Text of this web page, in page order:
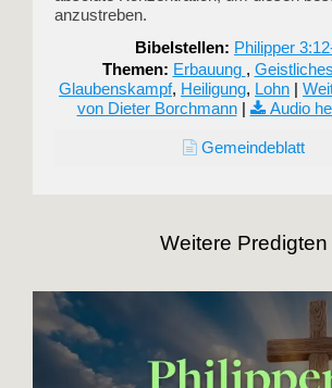
anzustreben.
Bibelstellen: Philipper
Themen: Erbauung ,
Glaubenskampf, Heiligung, Lohn |
von Dieter Borchmann| Audio
Gemeindeblatt
Weitere Predigten